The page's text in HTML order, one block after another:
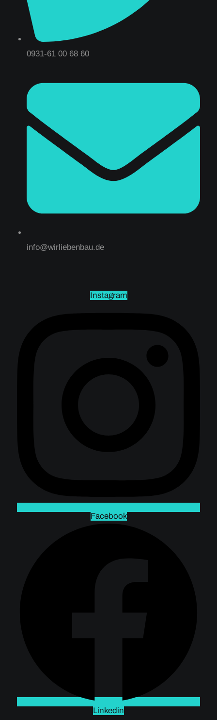
0931-61 00 68 60
info@wirliebenbau.de
Instagram
Facebook
Linkedin